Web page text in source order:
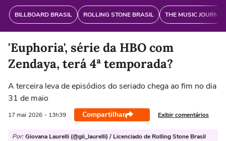
BILLBOARD BRASIL ROLLING STONE BRASIL THE MUSIC
'Euphoria', série da HBO com
Zendaya, terá 4ª temporada?
A terceira leva de episódios do seriado chega ao fim no dia
31 de maio
17 mai 2026 - 13h39 Compartilhar Exibir comentários
Por: Giovana Laurelli (@gii_laurelli) / Licenciado de Rolling Stone Brasil